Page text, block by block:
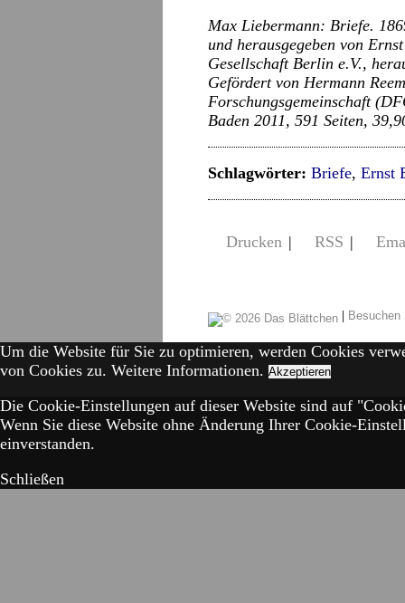
Max Liebermann: Briefe.
und herausgegeben von
Gesellschaft Berlin e.V.,
Gefördert von Hermann
Forschungsgemeinschaft
Baden 2011, 591 Seiten,
Schlagwörter: Briefe, Ernst
Drucken | RSS |
|
Um die Website für Sie zu optimieren, werden Cookies
von Cookies zu. Weitere Informationen. Akzeptieren
Die Cookie-Einstellungen auf dieser Website sind auf
Wenn Sie diese Website ohne Änderung Ihrer Cookie-
einverstanden.
Schließen